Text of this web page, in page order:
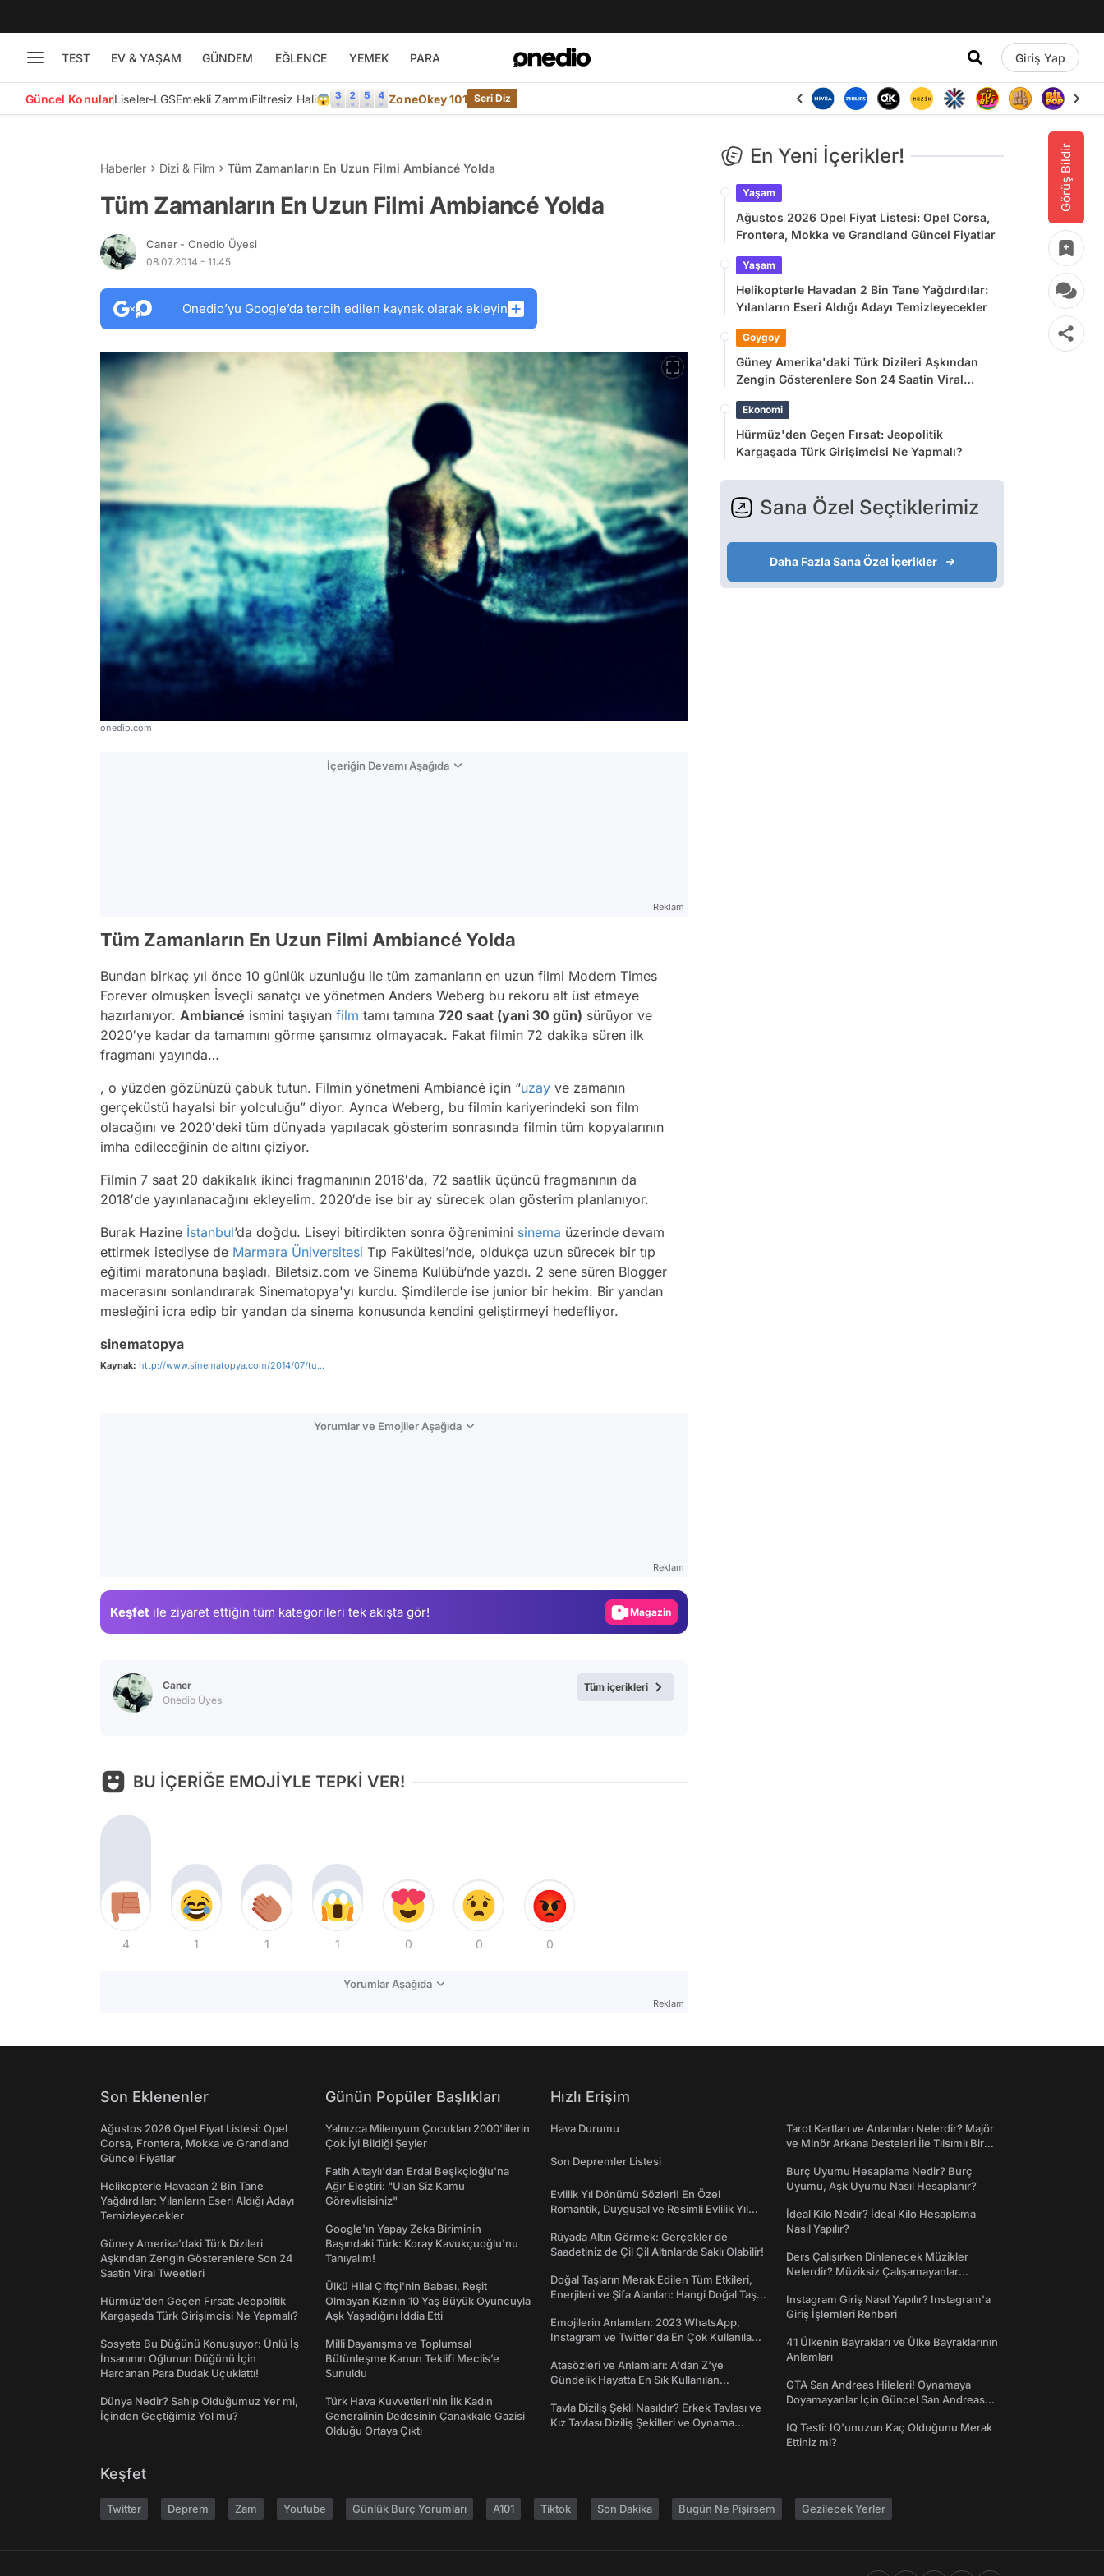
TEST EV & YAŞAM GÜNDEM EĞLENCE YEMEK PARA Giriş Yap
Güncel KonularLiseler-LGSEmekli ZammıFiltresiz Hali😱 ZoneOkey 101 Seri Diz
Görüş Bildir
Haberler Dizi & Film Tüm Zamanların En Uzun Filmi Ambiancé Yolda
Tüm Zamanların En Uzun Filmi Ambiancé Yolda
Caner - Onedio Üyesi
08.07.2014 - 11:45
Onedio’yu Google’da tercih edilen kaynak olarak ekleyin
onedio.com
İçeriğin Devamı Aşağıda
Reklam
Tüm Zamanların En Uzun Filmi Ambiancé Yolda
Bundan birkaç yıl önce 10 günlük uzunluğu ile tüm zamanların en uzun filmi Modern Times
Forever olmuşken İsveçli sanatçı ve yönetmen Anders Weberg bu rekoru alt üst etmeye
hazırlanıyor. Ambiancé ismini taşıyan film tamı tamına 720 saat (yani 30 gün) sürüyor ve
2020′ye kadar da tamamını görme şansımız olmayacak. Fakat filmin 72 dakika süren ilk
fragmanı yayında…
, o yüzden gözünüzü çabuk tutun. Filmin yönetmeni Ambiancé için “uzay ve zamanın
gerçeküstü hayalsi bir yolculuğu” diyor. Ayrıca Weberg, bu filmin kariyerindeki son film
olacağını ve 2020′deki tüm dünyada yapılacak gösterim sonrasında filmin tüm kopyalarının
imha edileceğinin de altını çiziyor.
Filmin 7 saat 20 dakikalık ikinci fragmanının 2016′da, 72 saatlik üçüncü fragmanının da
2018′de yayınlanacağını ekleyelim. 2020′de ise bir ay sürecek olan gösterim planlanıyor.
Burak Hazine İstanbul’da doğdu. Liseyi bitirdikten sonra öğrenimini sinema üzerinde devam
ettirmek istediyse de Marmara Üniversitesi Tıp Fakültesi’nde, oldukça uzun sürecek bir tıp
eğitimi maratonuna başladı. Biletsiz.com ve Sinema Kulübü‘nde yazdı. 2 sene süren Blogger
macerasını sonlandırarak Sinematopya'yı kurdu. Şimdilerde ise junior bir hekim. Bir yandan
mesleğini icra edip bir yandan da sinema konusunda kendini geliştirmeyi hedefliyor.
sinematopya
Kaynak: http://www.sinematopya.com/2014/07/tu...
Yorumlar ve Emojiler Aşağıda
Reklam
Keşfet ile ziyaret ettiğin tüm kategorileri tek akışta gör! Magazin
Caner
Onedio Üyesi
Tüm içerikleri
BU İÇERİĞE EMOJİYLE TEPKİ VER!
4 1 1 1 0 0 0
Yorumlar Aşağıda
Reklam
En Yeni İçerikler!
Yaşam
Ağustos 2026 Opel Fiyat Listesi: Opel Corsa,
Frontera, Mokka ve Grandland Güncel Fiyatlar
Yaşam
Helikopterle Havadan 2 Bin Tane Yağdırdılar:
Yılanların Eseri Aldığı Adayı Temizleyecekler
Goygoy
Güney Amerika'daki Türk Dizileri Aşkından
Zengin Gösterenlere Son 24 Saatin Viral
Ekonomi
Hürmüz'den Geçen Fırsat: Jeopolitik
Kargaşada Türk Girişimcisi Ne Yapmalı?
Sana Özel Seçtiklerimiz
Daha Fazla Sana Özel İçerikler
Son Eklenenler
Ağustos 2026 Opel Fiyat Listesi: Opel
Corsa, Frontera, Mokka ve Grandland
Güncel Fiyatlar
Helikopterle Havadan 2 Bin Tane
Yağdırdılar: Yılanların Eseri Aldığı Adayı
Temizleyecekler
Güney Amerika'daki Türk Dizileri
Aşkından Zengin Gösterenlere Son 24
Saatin Viral Tweetleri
Hürmüz'den Geçen Fırsat: Jeopolitik
Kargaşada Türk Girişimcisi Ne Yapmalı?
Sosyete Bu Düğünü Konuşuyor: Ünlü İş
İnsanının Oğlunun Düğünü İçin
Harcanan Para Dudak Uçuklattı!
Dünya Nedir? Sahip Olduğumuz Yer mi,
İçinden Geçtiğimiz Yol mu?
Günün Popüler Başlıkları
Yalnızca Milenyum Çocukları 2000'lilerin
Çok İyi Bildiği Şeyler
Fatih Altaylı'dan Erdal Beşikçioğlu'na
Ağır Eleştiri: "Ulan Siz Kamu
Görevlisisiniz"
Google'ın Yapay Zeka Biriminin
Başındaki Türk: Koray Kavukçuoğlu'nu
Tanıyalım!
Ülkü Hilal Çiftçi'nin Babası, Reşit
Olmayan Kızının 10 Yaş Büyük Oyuncuyla
Aşk Yaşadığını İddia Etti
Milli Dayanışma ve Toplumsal
Bütünleşme Kanun Teklifi Meclis’e
Sunuldu
Türk Hava Kuvvetleri'nin İlk Kadın
Generalinin Dedesinin Çanakkale Gazisi
Olduğu Ortaya Çıktı
Hızlı Erişim
Hava Durumu
Son Depremler Listesi
Evlilik Yıl Dönümü Sözleri! En Özel
Romantik, Duygusal ve Resimli Evlilik Yıl
Rüyada Altın Görmek: Gerçekler de
Saadetiniz de Çil Çil Altınlarda Saklı Olabilir!
Doğal Taşların Merak Edilen Tüm Etkileri,
Enerjileri ve Şifa Alanları: Hangi Doğal Taş
Emojilerin Anlamları: 2023 WhatsApp,
Instagram ve Twitter'da En Çok Kullanılan
Atasözleri ve Anlamları: A'dan Z'ye
Gündelik Hayatta En Sık Kullanılan
Tavla Diziliş Şekli Nasıldır? Erkek Tavlası ve
Kız Tavlası Diziliş Şekilleri ve Oynama
Tarot Kartları ve Anlamları Nelerdir? Majör
ve Minör Arkana Desteleri İle Tılsımlı Bir
Burç Uyumu Hesaplama Nedir? Burç
Uyumu, Aşk Uyumu Nasıl Hesaplanır?
İdeal Kilo Nedir? İdeal Kilo Hesaplama
Nasıl Yapılır?
Ders Çalışırken Dinlenecek Müzikler
Nelerdir? Müziksiz Çalışamayanlar
Instagram Giriş Nasıl Yapılır? Instagram'a
Giriş İşlemleri Rehberi
41 Ülkenin Bayrakları ve Ülke Bayraklarının
Anlamları
GTA San Andreas Hileleri! Oynamaya
Doyamayanlar İçin Güncel San Andreas
IQ Testi: IQ'unuzun Kaç Olduğunu Merak
Ettiniz mi?
Keşfet
Twitter Deprem Zam Youtube Günlük Burç Yorumları A101 Tiktok Son Dakika Bugün Ne Pişirsem Gezilecek Yerler